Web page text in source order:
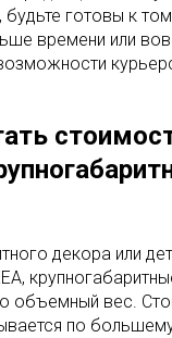
готовы к
времени или
декора или
объемный вес.
по